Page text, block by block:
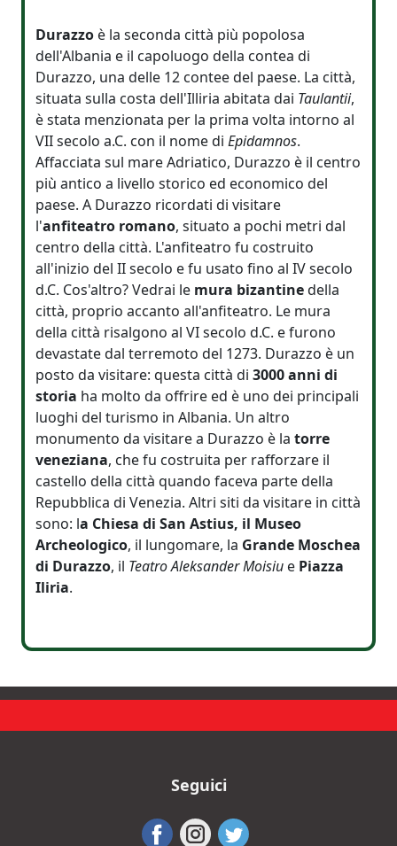
Durazzo è la seconda città più popolosa
dell'Albania e il capoluogo della contea di
Durazzo, una delle 12 contee del paese. La città,
situata sulla costa dell'Illiria abitata dai Taulantii,
è stata menzionata per la prima volta intorno al
VII secolo a.C. con il nome di Epidamnos.
Affacciata sul mare Adriatico, Durazzo è il centro
più antico a livello storico ed economico del
paese. A Durazzo ricordati di visitare
l'anfiteatro romano, situato a pochi metri dal
centro della città. L'anfiteatro fu costruito
all'inizio del II secolo e fu usato fino al IV secolo
d.C. Cos'altro? Vedrai le mura bizantinedella
città, proprio accanto all'anfiteatro. Le mura
della città risalgono al VI secolo d.C. e furono
devastate dal terremoto del 1273. Durazzo è un
posto da visitare: questa città di 3000 anni di
storia ha molto da offrire ed è uno dei principali
luoghi del turismo in Albania. Un altro
monumento da visitare a Durazzo è la torre
veneziana, che fu costruita per rafforzare il
castello della città quando faceva parte della
Repubblica di Venezia. Altri siti da visitare in città
sono: la Chiesa di San Astius, il Museo
Archeologico, il lungomare, la Grande Moschea
di Durazzo, il Teatro Aleksander Moisiu e Piazza
Iliria.
Seguici